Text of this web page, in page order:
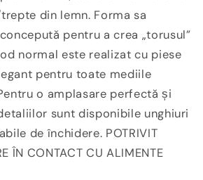
din lemn. Forma sa
pentru a crea „torusul”
normal este realizat cu piese
pentru toate mediile
o amplasare perfectă și
sunt disponibile unghiuri
de închidere. POTRIVIT
ÎN CONTACT CU ALIMENTE